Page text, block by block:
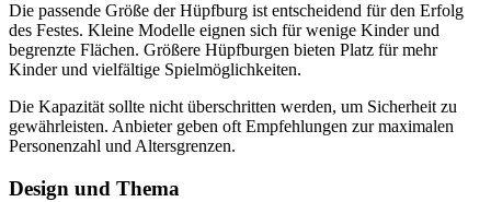
Die passende Größe der Hüpfburg ist entscheidend für den Erfolg
des Festes. Kleine Modelle eignen sich für wenige Kinder und
begrenzte Flächen. Größere Hüpfburgen bieten Platz für mehr
Kinder und vielfältige Spielmöglichkeiten.
Die Kapazität sollte nicht überschritten werden, um Sicherheit zu
gewährleisten. Anbieter geben oft Empfehlungen zur maximalen
Personenzahl und Altersgrenzen.
Design und Thema